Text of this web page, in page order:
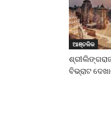
ଆଞ୍ଚଳିକ
ବିଭ୍ରାଟ